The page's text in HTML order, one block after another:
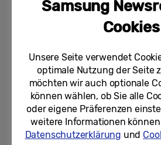
Benutzerfreundlichkeit.
Im Inneren ist die
Layouteffektiver
Gewicht gleichmäßiger
können ein schlankeres
Leistung und langfristige
gleichermaßen
Samsung
Cookies
Unsere Seite verwendet
optimale Nutzung der Seite
möchten wir auch optionale
können wählen, ob Sie alle
oder eigene Präferenzen
weitere Informationen
Datenschutzerklärung und